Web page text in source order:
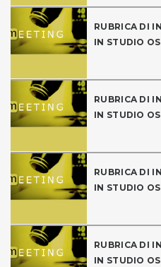
RUBRICA DI
IN STUDIO
RUBRICA DI
IN STUDIO
RUBRICA DI
IN STUDIO
RUBRICA DI
IN STUDIO